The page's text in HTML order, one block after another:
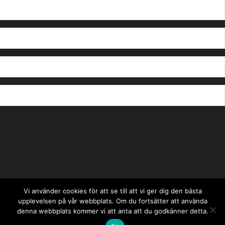
Vi använder cookies för att se till att vi ger dig den bästa
upplevelsen på vår webbplats. Om du fortsätter att använda
denna webbplats kommer vi att anta att du godkänner detta.